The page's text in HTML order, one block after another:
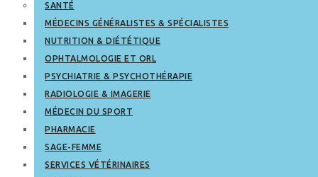
SANTÉ
MÉDECINS GÉNÉRALISTES & SPÉCIALISTES
NUTRITION & DIÉTÉTIQUE
OPHTALMOLOGIE ET ORL
PSYCHIATRIE & PSYCHOTHÉRAPIE
RADIOLOGIE & IMAGERIE
MÉDECIN DU SPORT
PHARMACIE
SAGE-FEMME
SERVICES VÉTÉRINAIRES